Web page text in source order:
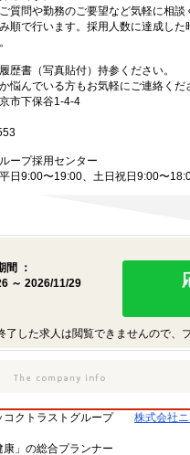
質問や勤務のご要望など気軽に相談
順で行います。採用人数に達成し
歴書（写真貼付）持参ください。
悩んでいる方もお気軽にご連絡くだ
市下保谷1-4-4
ープ採用センター
日9:00〜19:00、土日祝日9:00〜
間 ：
～ 2026/11/29
した求人は閲覧できませんので、
コクトラストグループ
株式会社
康」の総合プランナー